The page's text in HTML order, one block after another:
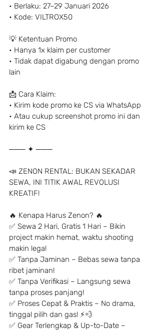
• Berlaku: 27–29 Januari 2026
• Kode: VILTROX50
💡 Ketentuan Promo
• Hanya 1x klaim per customer
• Tidak dapat digabung dengan promo
lain
📩 Cara Klaim:
• Kirim kode promo ke CS via WhatsApp
• Atau cukup screenshot promo ini dan
kirim ke CS
─── ✦ ───
📣 ZENON RENTAL: BUKAN SEKADAR
SEWA, INI TITIK AWAL REVOLUSI
KREATIF!
🔥 Kenapa Harus Zenon? 🔥
✅ Sewa 2 Hari, Gratis 1 Hari – Bikin
project makin hemat, waktu shooting
makin lega!
✅ Tanpa Jaminan – Bebas sewa tanpa
ribet jaminan!
✅ Tanpa Verifikasi – Langsung sewa
tanpa proses panjang!
✅ Proses Cepat & Praktis – No drama,
tinggal pilih dan gas! ⚡️💨
✅ Gear Terlengkap & Up-to-Date –